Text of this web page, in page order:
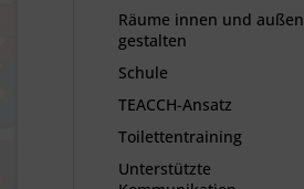
Räume innen und außen
gestalten
Schule
TEACCH-Ansatz
Toilettentraining
Unterstützte